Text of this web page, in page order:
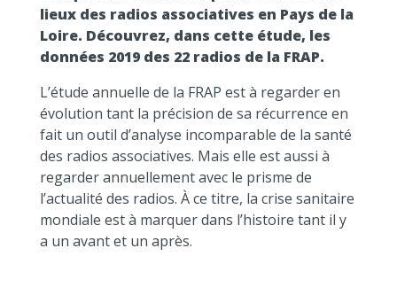
lieux des radios associatives en Pays de la
Loire. Découvrez, dans cette étude, les
données 2019 des 22 radios de la FRAP.
L’étude annuelle de la FRAP est à regarder en
évolution tant la précision de sa récurrence en
fait un outil d’analyse incomparable de la santé
des radios associatives. Mais elle est aussi à
regarder annuellement avec le prisme de
l’actualité des radios. À ce titre, la crise sanitaire
mondiale est à marquer dans l’histoire tant il y
a un avant et un après.